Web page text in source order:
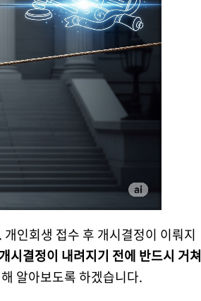
인회생 접수 후 개시결정이 이뤄지
개시결정이 내려지기 전에 반드시 거쳐
알아보도록 하겠습니다.